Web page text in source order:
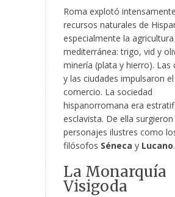
Roma explotó
recursos naturales de
especialmente la
mediterránea: trigo, vid y
minería (plata y hierro). Las
y las ciudades impulsaron el
comercio. La sociedad
hispanorromana era
esclavista. De ella surgieron
personajes ilustres como
filósofos Séneca y Lucano.
La Monarquía
Visigoda